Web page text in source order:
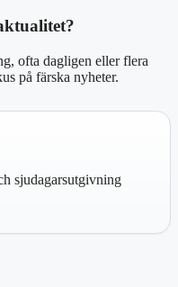
ofta dagligen eller flera
på färska nyheter.
sjudagarsutgivning